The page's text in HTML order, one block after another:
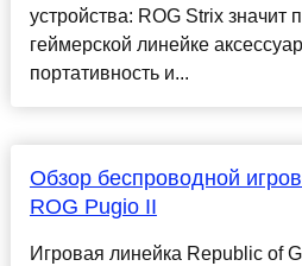
устройства: ROG Strix значит
геймерской линейке
портативность и...
Обзор беспроводной
ROG Pugio II
Игровая линейка Republic of